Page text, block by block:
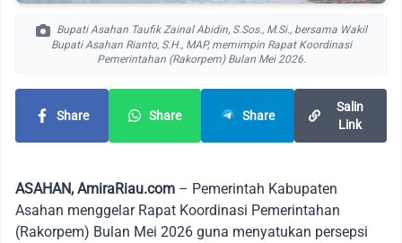
Bupati Asahan Taufik Zainal Abidin, S.Sos., M.Si., bersama Wakil
Bupati Asahan Rianto, S.H., MAP, memimpin Rapat Koordinasi
Pemerintahan (Rakorpem) Bulan Mei 2026.
Share Share Share
Salin
Link
ASAHAN, AmiraRiau.com – Pemerintah Kabupaten
Asahan menggelar Rapat Koordinasi Pemerintahan
(Rakorpem) Bulan Mei 2026 guna menyatukan persepsi